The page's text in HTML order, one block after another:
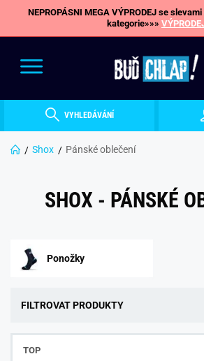
NEPROPÁSNI MEGA VÝPRODEJ se
kategorie»»»
VYHLEDÁVÁNÍ
Shox Pánské oblečení
SHOX - PÁNSKÉ
Ponožky
FILTROVAT PRODUKTY
TOP